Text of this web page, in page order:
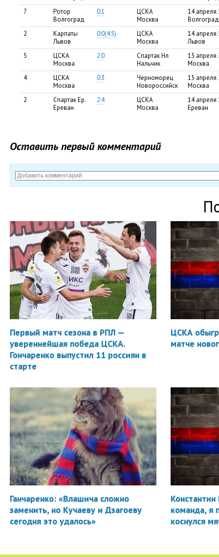
7
Ротор
Волгоград
0:1
ЦСКА
Москва
14 апреля
Волгоград
2
Карпаты
Львов
0:0(4:5)
ЦСКА
Москва
14 апреля
Львов
5
ЦСКА
Москва
2:0
Спартак Нл
Нальчик
15 апреля
Москва
4
ЦСКА
Москва
0:3
Черноморец
Новороссийск
15 апреля
Москва
2
Спартак Ер.
Ереван
2:4
ЦСКА
Москва
14 апреля
Ереван
Оставить первый комментарий
Первый матч сезона в РПЛ —
увереннейшая победа ЦСКА.
Гончаренко выпустил 11 россиян в
старте
ЦСКА
матче
Ганчаренко: «Влашича сложно
заменить, но Кучаеву и Дзагоеву
сегодня это удалось»
Константин
команда, я
коснулся